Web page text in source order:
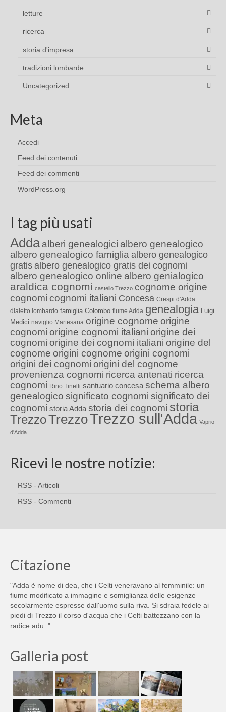
letture
ricerca
storia d'impresa
tradizioni lombarde
Uncategorized
Meta
Accedi
Feed dei contenuti
Feed dei commenti
WordPress.org
I tag più usati
Adda alberi genealogici albero genealogico
albero genealogico famiglia albero genealogico
gratis albero genealogico gratis dei cognomi
albero genealogico online albero genialogico
araldica cognomi castello Trezzo cognome origine
cognomi cognomi italiani Concesa Crespi d'Adda
dialetto lombardo famiglia Colombo fiume Adda genealogia Luigi
Medici naviglio Martesana origine cognome origine
cognomi origine cognomi italiani origine dei
cognomi origine dei cognomi italiani origine del
cognome origini cognome origini cognomi
origini dei cognomi origini del cognome
provenienza cognomi ricerca antenati ricerca
cognomi Rino Tinelli santuario concesa schema albero
genealogico significato cognomi significato dei
cognomi storia Adda storia dei cognomi storia
TrezzoTrezzoTrezzo sull'Adda Vaprio
d'Adda
Ricevi le nostre notizie:
RSS - Articoli
RSS - Commenti
Citazione
"Adda è nome di dea, che i Celti veneravano al femminile: un
fiume modificato a immagine e somiglianza delle esigenze
secolarmente espresse dall'uomo sulla riva. Si sdraia fedele ai
piedi di Trezzo il corso d'acqua che i Celti battezzano con la
radice adu.."
Galleria post